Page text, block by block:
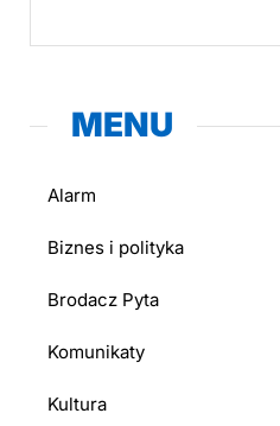
MENU
Alarm
Biznes i polityka
Brodacz Pyta
Komunikaty
Kultura